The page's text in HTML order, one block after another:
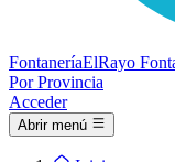
FontaneríaElRayo
Por Provincia
Acceder
Abrir menú